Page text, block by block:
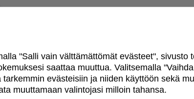
"Salli vain välttämättömät evästeet", sivusto
saattaa muuttua. Valitsemalla
tarkemmin evästeisiin ja niiden käyttöön sekä
muuttamaan valintojasi milloin tahansa.